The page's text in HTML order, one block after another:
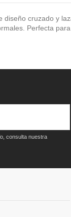
diseño cruzado y
Perfecta
consulta nuestra